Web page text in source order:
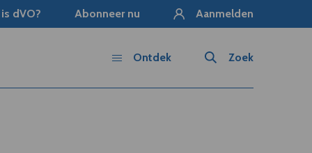
dVO? Abonneer nu Aanmelden
Zoek
Ontdek